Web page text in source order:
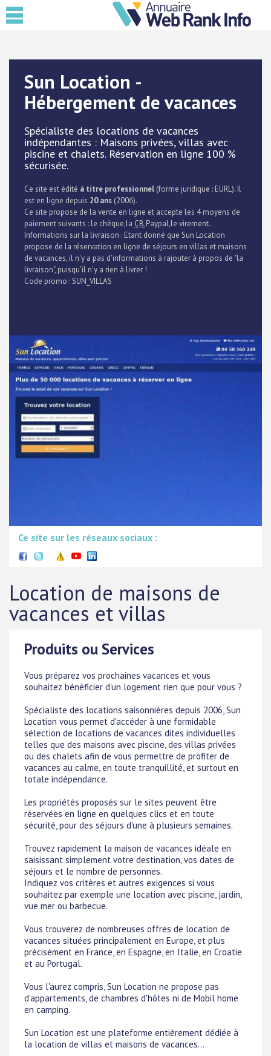
Sun Location -
Hébergement de vacances
Spécialiste des locations de vacances
indépendantes : Maisons privées, villas avec
piscine et chalets. Réservation en ligne 100 %
sécurisée.
Ce site est édité à titre professionnel (forme juridique : EURL). Il
est en ligne depuis 20 ans (2006).
Ce site propose de la vente en ligne et accepte les 4 moyens de
paiement suivants : le chèque,la CB,Paypal,le virement.
Informations sur la livraison : Etant donné que Sun Location
propose de la réservation en ligne de séjours en villas et maisons
de vacances, il n'y a pas d'informations à rajouter à propos de "la
livraison", puisqu'il n'y a rien à livrer !
Code promo : SUN_VILLAS
Ce site sur les réseaux sociaux :
Location de maisons de
vacances et villas
Produits ou Services
Vous préparez vos prochaines vacances et vous
souhaitez bénéficier d'un logement rien que pour vous ?
Spécialiste des locations saisonnières depuis 2006, Sun
Location vous permet d'accéder à une formidable
sélection de locations de vacances dites individuelles
telles que des maisons avec piscine, des villas privées
ou des chalets afin de vous permettre de profiter de
vacances au calme, en toute tranquillité, et surtout en
totale indépendance.
Les propriétés proposés sur le sites peuvent être
réservées en ligne en quelques clics et en toute
sécurité, pour des séjours d'une à plusieurs semaines.
Trouvez rapidement la maison de vacances idéale en
saisissant simplement votre destination, vos dates de
séjours et le nombre de personnes.
Indiquez vos critères et autres exigences si vous
souhaitez par exemple une location avec piscine, jardin,
vue mer ou barbecue.
Vous trouverez de nombreuses offres de location de
vacances situées principalement en Europe, et plus
précisément en France, en Espagne, en Italie, en Croatie
et au Portugal.
Vous l'aurez compris, Sun Location ne propose pas
d'appartements, de chambres d'hôtes ni de Mobil home
en camping.
Sun Location est une plateforme entièrement dédiée à
la location de villas et maisons de vacances...